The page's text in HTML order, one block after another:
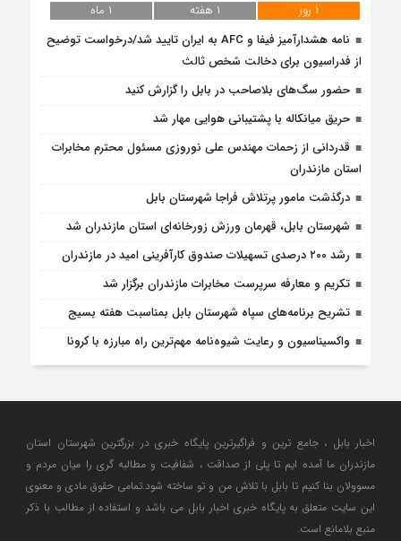
۱ روز ۱ هفته
۱ ماه
نامه هشدارآمیز فیفا و AFC به ایران تایید شد/درخواست توضیح
از فدراسیون برای دخالت شخص ثالث
حضور سگ‌های بلاصاحب در بابل را ‌گزارش کنید
حریق میانکاله با پشتیبانی هوایی مهار شد
قدردانی از زحمات مهندس علی نوروزی مسئول محترم مخابرات
استان مازندران
درگذشت مامور پرتلاش فراجا شهرستان بابل
شهرستان بابل، قهرمان ورزش زورخانه‌ای استان مازندران شد
رشد ۲۰۰ درصدی تسهیلات صندوق کارآفرینی امید در مازندران
تکریم و معارفه سرپرست مخابرات مازندران برگزار شد
تشریح برنامه‌های سپاه شهرستان بابل بمناسبت هفته بسیج
واکسیناسیون و رعایت شیوه‌نامه مهم‌ترین راه مبارزه با کرونا
اخبار بابل ، جامع ترین و فراگیرترین پایگاه خبری در بزرگترین شهرستان استان
مازندران ما آمده ایم تا پلی از صداقت ، شفافیت و مطالبه گری را میان مردم و
مسوولان بنا کنیم تا بابل با تلاش من و تو ساخته شود.تمامی حقوق مادی و معنوی
این سایت متعلق به پایگاه خبری اخبار بابل می باشد و استفاده از مطالب با ذکر
منبع بلامانع است.